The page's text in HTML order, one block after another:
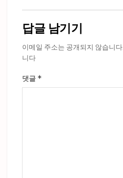
답글 남기기
이메일 주소는 공개되지 않습니다.
니다
댓글 *